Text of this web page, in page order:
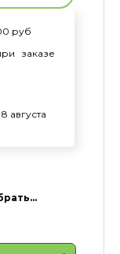
руб
заказе
августа